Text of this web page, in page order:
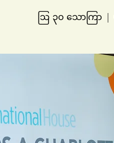
ဩ ၃၀ သောကြာ